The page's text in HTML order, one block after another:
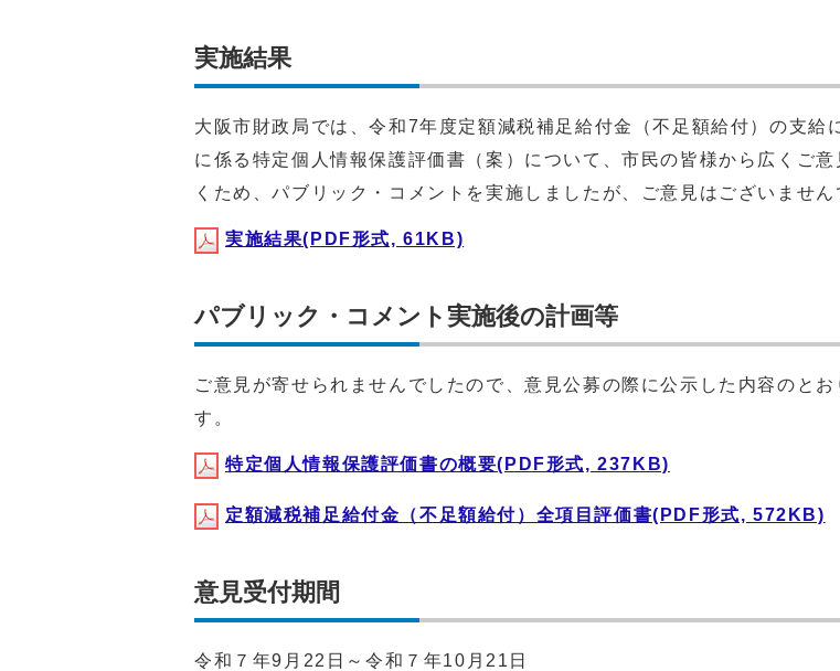
実施結果
大阪市財政局では、令和7年度定額減税補足給付金（不足額給付）の支給
に係る特定個人情報保護評価書（案）について、市民の皆様から広くご意
くため、パブリック・コメントを実施しましたが、ご意見はございません
実施結果(PDF形式, 61KB)
パブリック・コメント実施後の計画等
ご意見が寄せられませんでしたので、意見公募の際に公示した内容のとお
す。
特定個人情報保護評価書の概要(PDF形式, 237KB)
定額減税補足給付金（不足額給付）全項目評価書(PDF形式, 572KB)
意見受付期間
令和７年9月22日～令和７年10月21日